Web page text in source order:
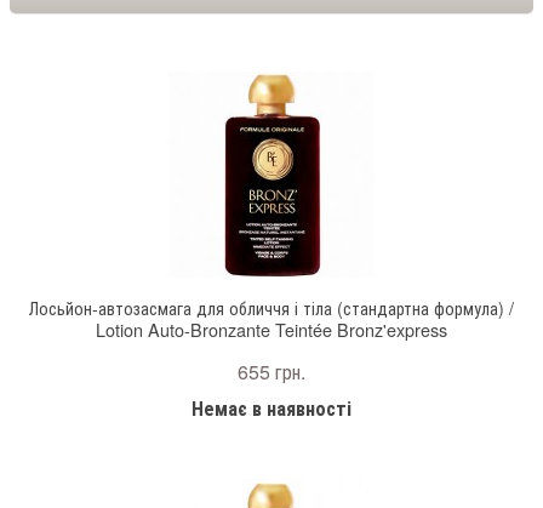
Лосьйон-автозасмага для обличчя і тіла (стандартна формула) /
Lotion Auto-Bronzante Teintée Bronz'express
655 грн.
Немає в наявності